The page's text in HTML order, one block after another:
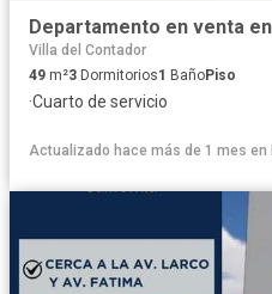
Villa del Contador
49 m²3 Dormitorios1 BañoPiso
·Cuarto de servicio
Actualizado hace más de 1 mes en